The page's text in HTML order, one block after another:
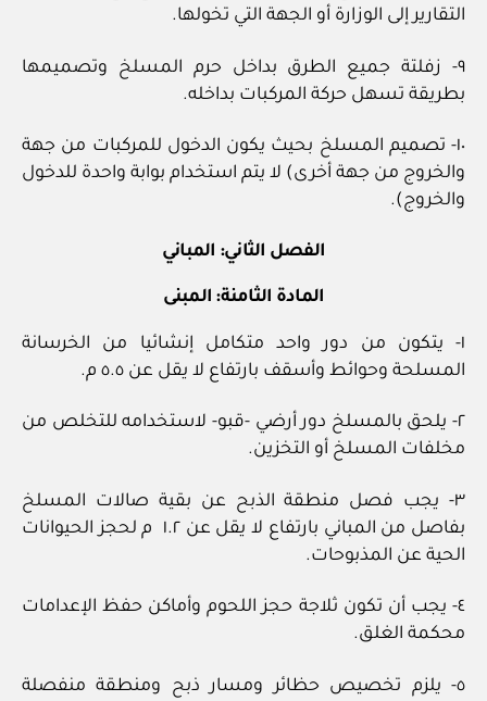
التقارير إلى الوزارة أو الجهة التي تخولها.
٩- زفلتة جميع الطرق بداخل حرم المسلخ وتصميمها
بطريقة تسهل حركة المركبات بداخله.
١٠- تصميم المسلخ بحيث يكون الدخول للمركبات من جهة
والخروج من جهة أخرى) لا يتم استخدام بوابة واحدة للدخول
والخروج).
الفصل الثاني: المباني
المادة الثامنة: المبنى
١- يتكون من دور واحد متكامل إنشائيا من الخرسانة
المسلحة وحوائط وأسقف بارتفاع لا يقل عن ٥.٥ م.
٢- يلحق بالمسلخ دور أرضي -قبو- لاستخدامه للتخلص من
مخلفات المسلخ أو التخزين.
٣- يجب فصل منطقة الذبح عن بقية صالات المسلخ
بفاصل من المباني بارتفاع لا يقل عن ١.٢ م لحجز الحيوانات
الحية عن المذبوحات.
٤- يجب أن تكون ثلاجة حجز اللحوم وأماكن حفظ الإعدامات
محكمة الغلق.
٥- يلزم تخصيص حظائر ومسار ذبح ومنطقة منفصلة